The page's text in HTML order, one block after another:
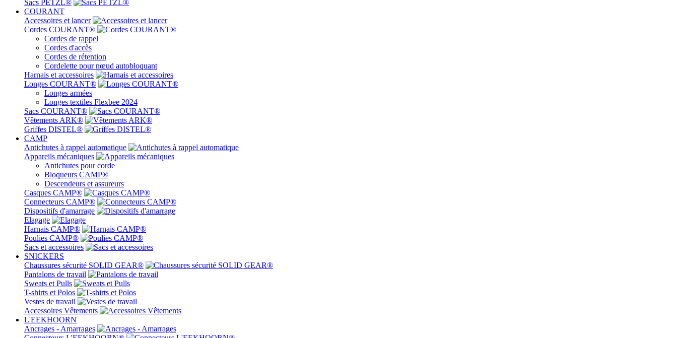
Sacs PETZL®
COURANT
Accessoires et lancer
Cordes COURANT®
Cordes de rappel
Cordes d'accès
Cordes de rétention
Cordelette pour nœud autobloquant
Harnais et accessoires
Longes COURANT®
Longes armées
Longes textiles Flexbee 2024
Sacs COURANT®
Vêtements ARK®
Griffes DISTEL®
CAMP
Antichutes à rappel automatique
Appareils mécaniques
Antichutes pour corde
Bloqueurs CAMP®
Descendeurs et assureurs
Casques CAMP®
Connecteurs CAMP®
Dispositifs d'amarrage
Elagage
Harnais CAMP®
Poulies CAMP®
Sacs et accessoires
SNICKERS
Chaussures sécurité SOLID GEAR®
Pantalons de travail
Sweats et Pulls
T-shirts et Polos
Vestes de travail
Accessoires Vêtements
L'EEKHOORN
Ancrages - Amarrages